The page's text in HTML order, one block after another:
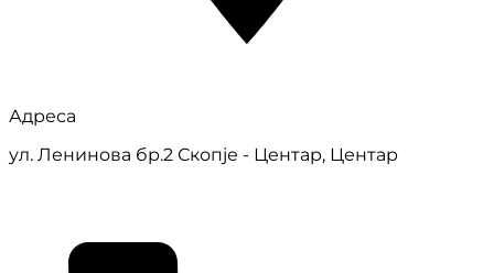
Адреса
ул. Ленинова бр.2 Скопје - Центар, Центар